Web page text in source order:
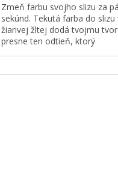
Zmeň farbu svojho slizu za
sekúnd. Tekutá farba do slizu
žiarivej žltej dodá tvojmu
presne ten odtieň, ktorý